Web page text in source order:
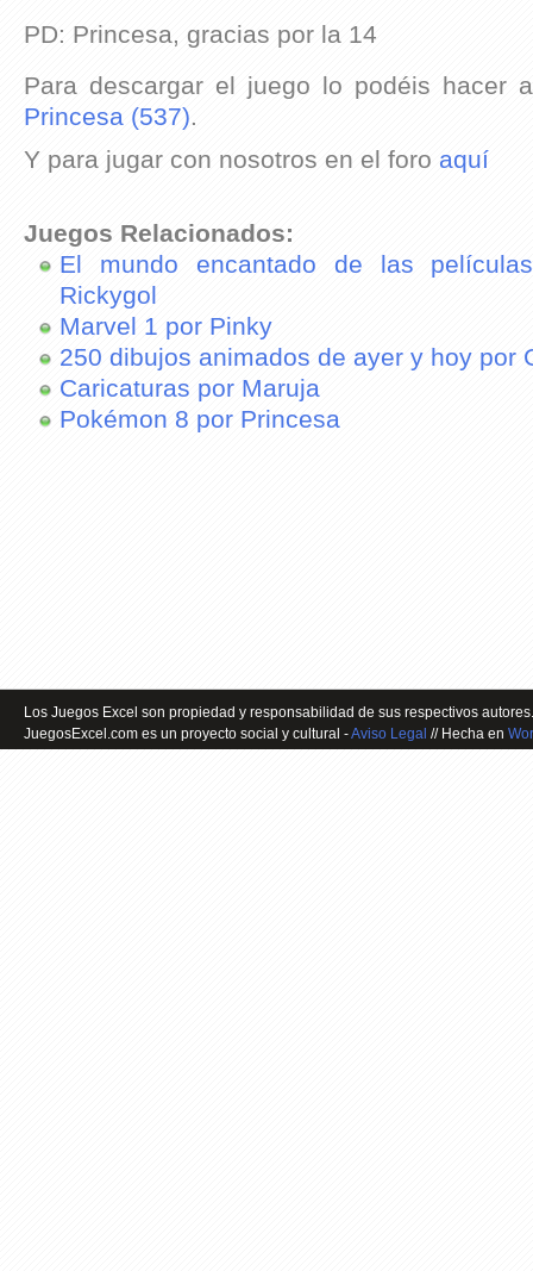
PD: Princesa, gracias por la 14
Para descargar el juego lo podéis hacer
Princesa (537).
Y para jugar con nosotros en el foro aquí
Juegos Relacionados:
El mundo encantado de las
Rickygol
Marvel 1 por Pinky
250 dibujos animados de ayer y hoy por
Caricaturas por Maruja
Pokémon 8 por Princesa
Los Juegos Excel son propiedad y responsabilidad de sus respectivos
JuegosExcel.com es un proyecto social y cultural -Aviso Legal // Hecha en